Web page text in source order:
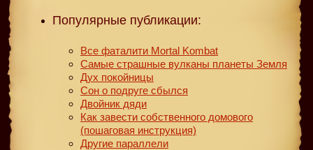
Популярные публикации:
Все фаталити Mortal Kombat
Самые страшные вулканы планеты Земля
Дух покойницы
Сон о подруге сбылся
Двойник дяди
Как завести собственного домового
(пошаговая инструкция)
Другие параллели